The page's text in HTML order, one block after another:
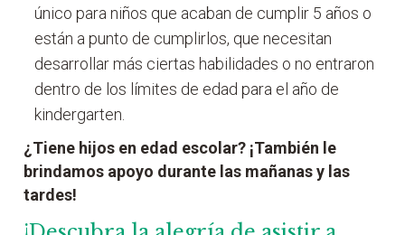
único para niños que acaban de cumplir 5 años o
están a punto de cumplirlos, que necesitan
desarrollar más ciertas habilidades o no entraron
dentro de los límites de edad para el año de
kindergarten.
¿Tiene hijos en edad escolar? ¡También le
brindamos apoyo durante las mañanas y las
tardes!